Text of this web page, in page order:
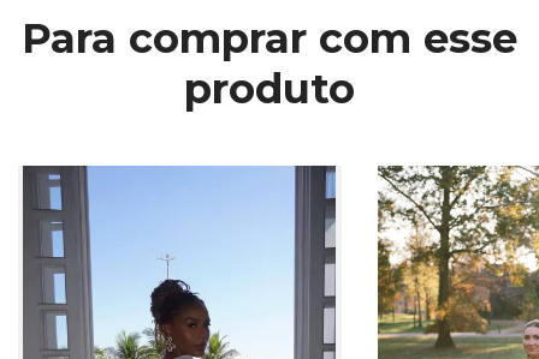
Para comprar com esse
produto